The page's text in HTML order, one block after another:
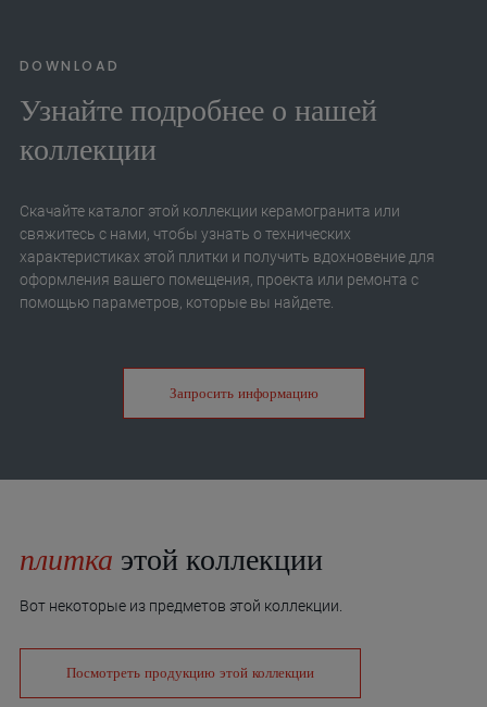
DOWNLOAD
Узнайте подробнее о нашей
коллекции
Скачайте каталог этой коллекции керамогранита или
свяжитесь с нами, чтобы узнать о технических
характеристиках этой плитки и получить вдохновение для
оформления вашего помещения, проекта или ремонта с
помощью параметров, которые вы найдете.
Запросить информацию
плитка этой коллекции
Вот некоторые из предметов этой коллекции.
Посмотреть продукцию этой коллекции